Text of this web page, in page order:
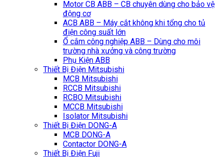
Motor CB ABB – CB chuyên dùng cho bảo vệ
động cơ
ACB ABB – Máy cắt không khi tổng cho tủ
điện công suất lớn
Ổ cắm công nghiệp ABB – Dùng cho môi
trường nhà xưởng và công trường
Phụ Kiện ABB
Thiết Bị Điện Mitsubishi
MCB Mitsubishi
RCCB Mitsubishi
RCBO Mitsubishi
MCCB Mitsubishi
Isolator Mitsubishi
Thiết Bị Điện DONG-A
MCB DONG-A
Contactor DONG-A
Thiết Bị Điện Fuji